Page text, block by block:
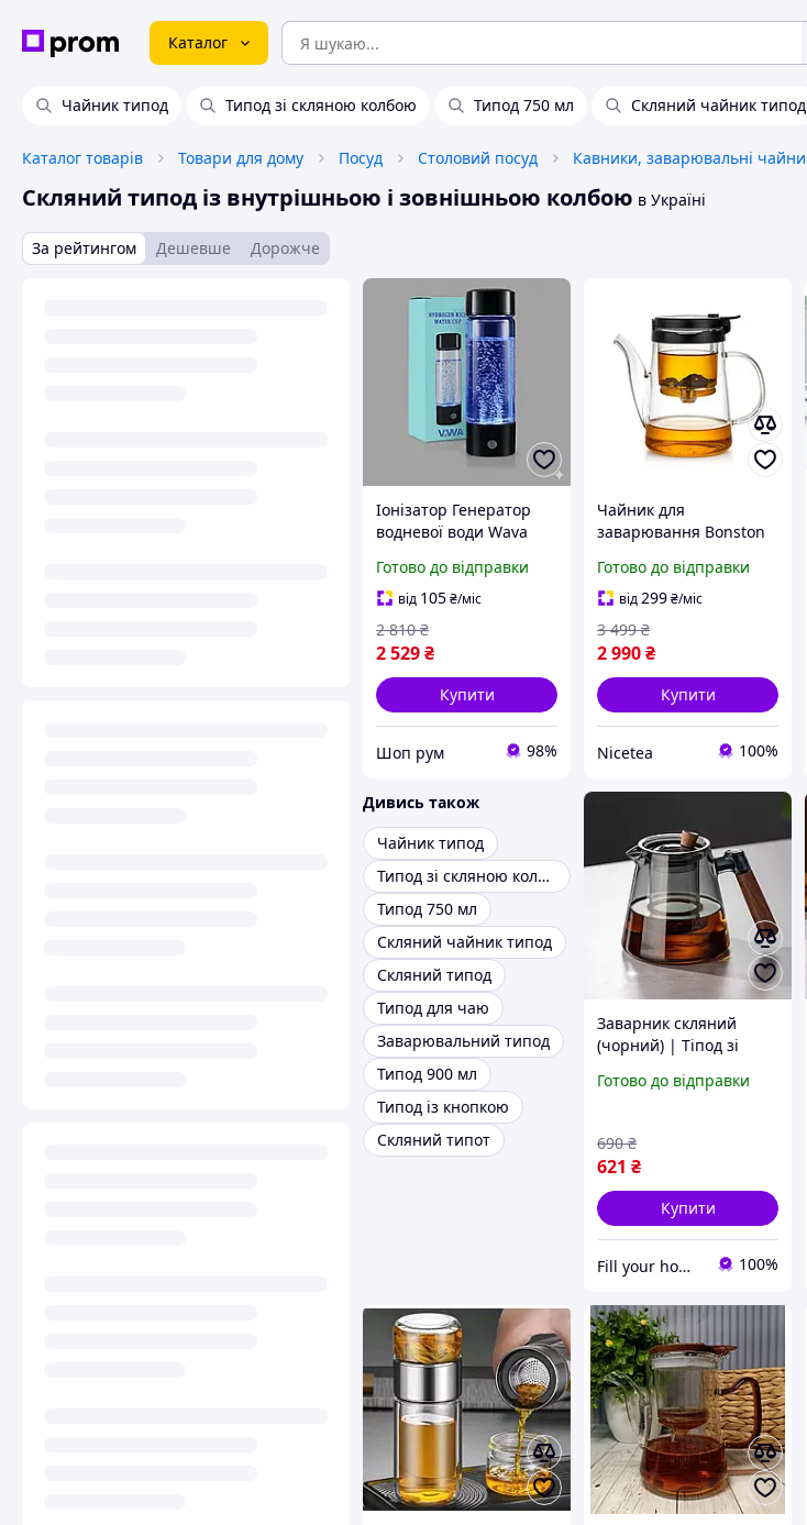
Каталог
Чайник типод Типод зі скляною колбою Типод 750 мл Скляний чайник типод
Каталог товарів Товари для дому Посуд Столовий посуд
Скляний типод із внутрішньою і зовнішньою колбою в Україні
За рейтингом Дешевше Дорожче
Іонізатор Генератор
водневої води Wava
акумуляторний зі
скляною колбою та
мембраною Чорний
Готово до відправки
від 105₴/міс
2 529₴
2 810 ₴
Купити
Шоп рум 98%
Чайник для
заварювання Bonston
мл зі скляною
внутрішньою колбою
для чаю з кнопкою
Готово до відправки
від299₴/міс
2 990₴
3 499 ₴
Купити
Nicetea 100%
Дивись також
Чайник типод
Типод зі скляною колбою
Типод 750 мл
Скляний чайник типод
Скляний типод
Типод для чаю
Заварювальний типод
Типод 900 мл
Типод із кнопкою
Скляний типот
Заварник скляний
(чорний) | Тіпод зі
Чайник
Готово до відправки
621 ₴
690 ₴
Купити
Fill your home | Комфорт та затишок для кожного дому 100%